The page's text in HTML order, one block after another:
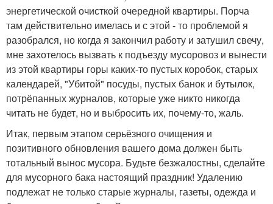
энергетической очисткой очередной квартиры. Порча
там действительно имелась и с этой - то проблемой я
разобрался, но когда я закончил работу и затушил свечу,
мне захотелось вызвать к подъезду мусоровоз и вынести
из этой квартиры горы каких-то пустых коробок, старых
календарей, "Убитой" посуды, пустых банок и бутылок,
потрёпанных журналов, которые уже никто никогда
читать не будет, но и выбросить их, почему-то, жаль.
Итак, первым этапом серьёзного очищения и
позитивного обновления вашего дома должен быть
тотальный вынос мусора. Будьте безжалостны, сделайте
для мусорного бака настоящий праздник! Удалению
подлежат не только старые журналы, газеты, одежда и